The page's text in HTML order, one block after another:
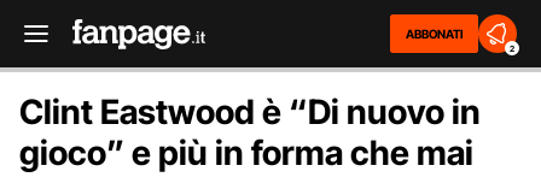
ABBONATI
2
Clint Eastwood è “Di nuovo in
gioco” e più in forma che mai